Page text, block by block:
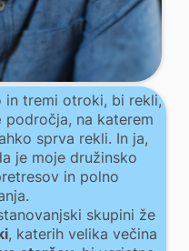
in tremi otroki, bi rekli,
področja, na katerem
sprva rekli. In ja,
je moje družinsko
in polno
skupini že
, katerih velika večina